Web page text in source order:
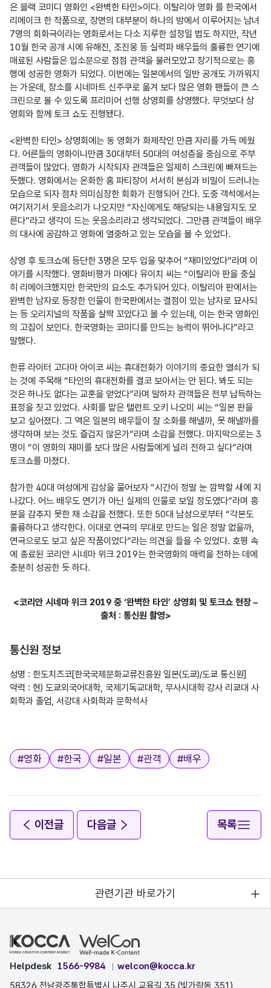
은 블랙 코미디 영화인 <완벽한 타인>이다. 이탈리아 영화 를 한국에서
리메이크 한 작품으로, 장면의 대부분이 하나의 방에서 이루어지는 남녀
7명의 회화극이라는 영화로서는 다소 지루한 설정일 법도 하지만, 작년
10월 한국 공개 시에 유해진, 조진웅 등 실력파 배우들의 훌륭한 연기에
매료된 사람들은 입소문으로 점점 관객을 불러모았고 장기적으로는 흥
행에 성공한 영화가 되었다. 이번에는 일본에서의 일반 공개도 가까워지
는 가운데, 장소를 시네마트 신주쿠로 옮겨 보다 많은 영화 팬들이 큰 스
크린으로 볼 수 있도록 프리미어 선행 상영회를 상영했다. 무엇보다 상
영회와 함께 토크 쇼도 진행됐다.
<완벽한 타인> 상영회에는 동 영화가 화제작인 만큼 자리를 가득 메웠
다. 어른들의 영화이니만큼 30대부터 50대의 여성층을 중심으로 주부
관객들이 많았다. 영화가 시작되자 관객들은 일제히 스크린에 빠져드는
듯했다. 영화에서는 온화한 홈 파티장이 서서히 본심과 비밀이 드러나는
모습으로 되자 점차 의미심장한 회화가 진행되어 간다. 도중 객석에서는
여기저기서 웃음소리가 나오지만 “자신에게도 해당되는 내용일지도 모
른다”라고 생각이 드는 웃음소리라고 생각되었다. 그만큼 관객들이 배우
의 대사에 공감하고 영화에 열중하고 있는 모습을 볼 수 있었다.
상영 후 토크쇼에 등단한 3명은 모두 입을 맞추어 “재미있었다”라며 이
야기를 시작했다. 영화비평가 마에다 유이치 씨는 “이탈리아 판을 충실
히 리메이크했지만 한국만의 요소도 추가되어 있다. 이탈리아 판에서는
완벽한 남자로 등장한 인물이 한국판에서는 결점이 있는 남자로 묘사되
는 등 오리지널의 작품을 살짝 꼬았다고 볼 수 있는데, 이는 한국 영화인
의 고집이 보인다. 한국영화는 코미디를 만드는 능력이 뛰어나다”라고
말했다.
한류 라이터 고다마 아이코 씨는 휴대전화가 이야기의 중요한 열쇠가 되
는 것에 주목해 “타인의 휴대전화를 결코 보아서는 안 된다. 봐도 되는
것은 하나도 없다는 교훈을 얻었다”라며 말하자 관객들은 전부 납득하는
표정을 짓고 있었다. 사회를 맡은 탤런트 오키 나오미 씨는 “일본 판을
보고 싶어졌다. 그 역은 일본의 배우들이 잘 소화를 해낼까, 못 해낼까를
생각하며 보는 것도 즐겁지 않은가”라며 소감을 전했다. 마지막으로는 3
명이 “이 영화의 재미를 보다 많은 사람들에게 널리 전하고 싶다”라며
토크쇼를 마쳤다.
참가한 40대 여성에게 감상을 물어보자 “시간이 정말 눈 깜짝할 새에 지
나갔다. 어느 배우도 연기가 아닌 실제의 인물로 보일 정도였다”라며 흥
분을 감추지 못한 채 소감을 전했다. 또한 50대 남성으로부터 “각본도
훌륭하다고 생각한다. 이대로 연극의 무대로 만드는 일은 정말 없을까,
연극으로도 보고 싶은 작품이었다”라는 의견을 들을 수 있었다. 호평 속
에 종료된 코리안 시네마 위크 2019는 한국영화의 매력을 전하는 데에
충분히 성공한 듯 하다.
<코리안 시네마 위크 2019 중 ‘완벽한 타인’ 상영회 및 토크쇼 현장 –
출처 : 통신원 촬영>
통신원 정보
성명 : 한도치즈코[한국국제문화교류진흥원 일본(도쿄)/도쿄 통신원]
약력 : 현) 도쿄외국어대학, 국제기독교대학, 무사시대학 강사 리쿄대 사
회학과 졸업, 서강대 사회학과 문학석사
태그
#영화 #한국 #일본 #관객 #배우
이전글 다음글 목록
관련기관 바로가기
Helpdesk 1566-9984
welcon@kocca.kr
58326 전남광주통합특별시 나주시 교육길 35 (빛가람동 351)